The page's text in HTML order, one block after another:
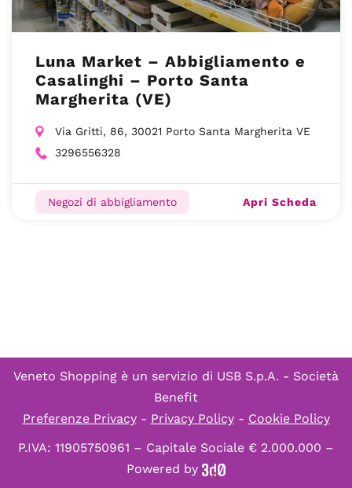
Luna Market – Abbigliamento e
Casalinghi – Porto Santa
Margherita (VE)
Via Gritti, 86, 30021 Porto Santa Margherita VE
3296556328
Negozi di abbigliamento Apri Scheda
Veneto Shopping è un servizio di USB S.p.A. - Società
Benefit
Preferenze Privacy- Privacy Policy- Cookie Policy
P.IVA: 11905750961 – Capitale Sociale € 2.000.000 –
Powered by